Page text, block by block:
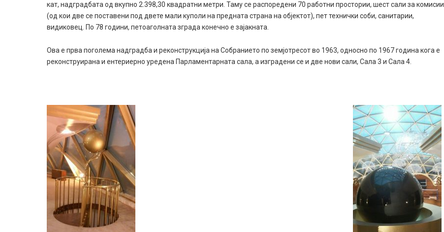
кат, надградбата од вкупно 2.398,30 квадратни метри. Таму се распоредени 70 работни простории, шест сали за комисии
(од кои две се поставени под двете мали куполи на предната страна на објектот), пет технички соби, санитарии,
видиковец. По 78 години, петоаголната зграда конечно е зајакната.
Ова е прва поголема надградба и реконструкција на Собранието по земјотресот во 1963, односно по 1967 година кога е
реконструирана и ентериерно уредена Парламентарната сала, а изградени се и две нови сали, Сала 3 и Сала 4.